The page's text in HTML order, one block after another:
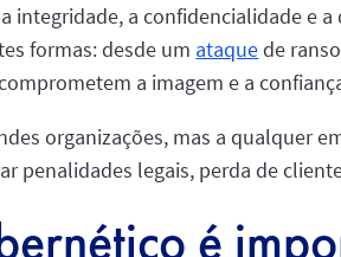
integridade, a confidencialidade e
formas: desde um ataquede
a imagem e a
organizações, mas a qualquer
penalidades legais, perda de
é